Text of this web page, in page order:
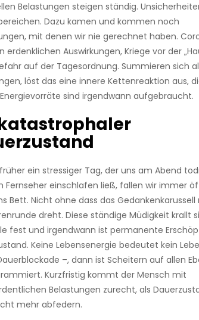
Belastungen steigen ständig.
Dazu kamen und kommen noch
mit denen wir nie gerechnet haben.
erdenklichen Auswirkungen, Kriege vor der
auf der Tagesordnung. Summieren sich
löst das eine innere Kettenreaktion aus,
sind irgendwann aufgebraucht.
ein stressiger Tag, der uns am Abend
Fernseher einschlafen ließ, fallen wir immer
Bett. Nicht ohne dass das Gedankenkarussell
dreht. Diese ständige Müdigkeit krallt
fest und irgendwann ist permanente
Keine Lebensenergie bedeutet kein
–, dann ist Scheitern auf allen
Kurzfristig kommt der Mensch mit
Belastungen zurecht, als
mehr abfedern.